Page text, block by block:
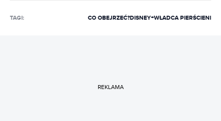
komiksach i animacji. W wolnych chwilach gra w gry bez
TAGI: CO OBEJRZEĆ?DISNEY+WŁADCA PIERŚCIENI
REKLAMA